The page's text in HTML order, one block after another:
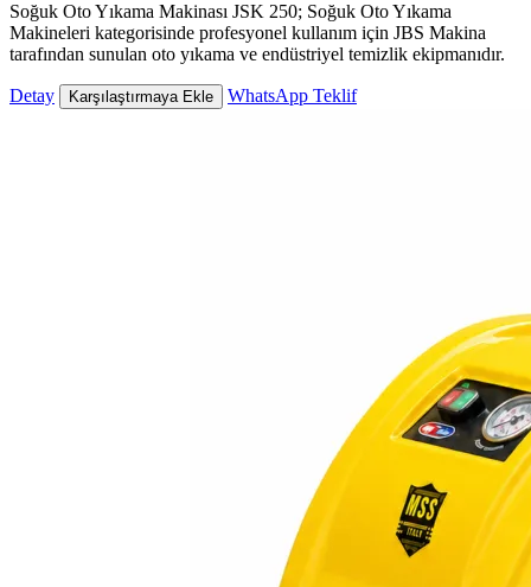
Soğuk Oto Yıkama Makinası JSK 250; Soğuk Oto Yıkama
Makineleri kategorisinde profesyonel kullanım için JBS Makina
tarafından sunulan oto yıkama ve endüstriyel temizlik ekipmanıdır.
Detay Karşılaştırmaya Ekle WhatsApp Teklif